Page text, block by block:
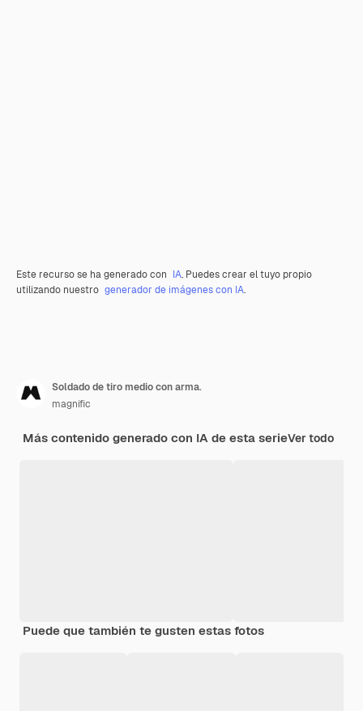
Este recurso se ha generado con IA. Puedes crear el tuyo propio
utilizando nuestro generador de imágenes con IA.
Soldado de tiro medio con arma.
magnific
Más contenido generado con IA de esta serieVer todo
Puede que también te gusten estas fotos